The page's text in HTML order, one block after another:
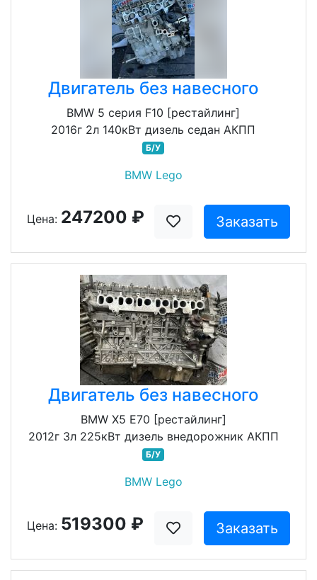
Двигатель без навесного
BMW 5 серия F10 [рестайлинг]
2016г 2л 140кВт дизель седан АКПП
Б/У
BMW Lego
Цена: 247200 ₽ Заказать
Двигатель без навесного
BMW X5 E70 [рестайлинг]
2012г 3л 225кВт дизель внедорожник АКПП
Б/У
BMW Lego
Цена: 519300 ₽ Заказать